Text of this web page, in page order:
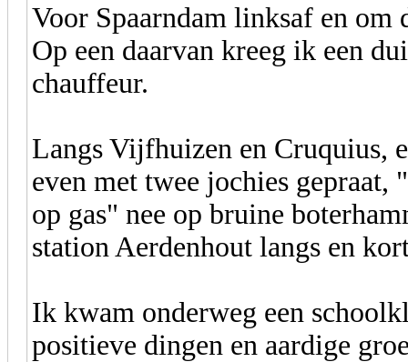
Voor Spaarndam linksaf en om
Op een daarvan kreeg ik een
chauffeur.
Langs Vijfhuizen en Cruquius,
even met twee jochies
op gas" nee op bruine
station Aerdenhout langs en
Ik kwam onderweg een
positieve dingen en aardige